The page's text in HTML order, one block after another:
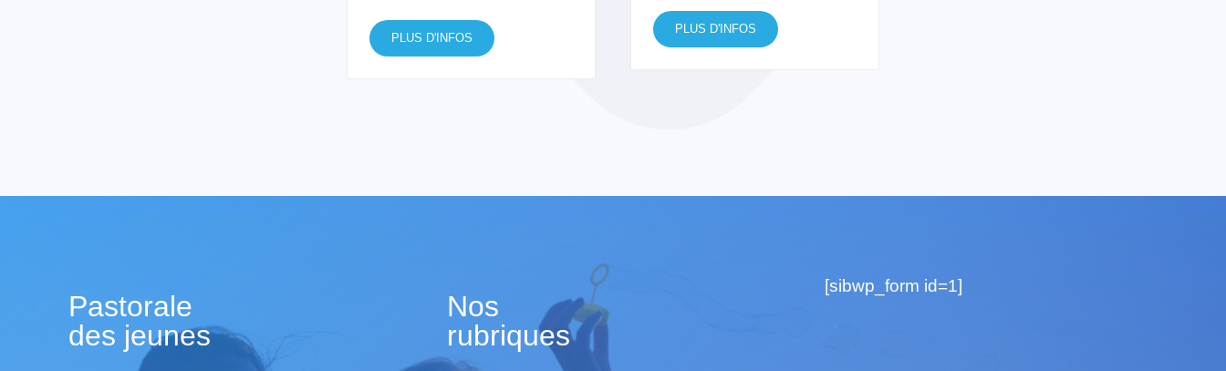
PLUS D'INFOS
PLUS D'INFOS
Pastorale
des jeunes
Nos
rubriques
[sibwp_form id=1]